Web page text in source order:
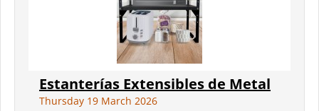
Estanterías Extensibles de Metal
Thursday 19 March 2026